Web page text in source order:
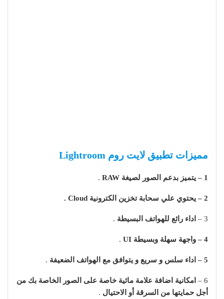
مميزات تطبيق لايت روم Lightroom
1 – يتميز بدعم الصور لصيغة RAW .
2 – يحتوي علي سحابة تخزين الكترونية Cloud .
3 – اداء رائع للهواتف البسيطة .
4 – واجهة سهلة وبسيطة UI .
5 – اداء سلس و سريع و يتوافق مع الهواتف الضعيفة .
6 – امكانية اضافة علامة مائية خاصة على الصور الخاصة بك من
أجل حمايتها من السرقة أو الاحتيال .